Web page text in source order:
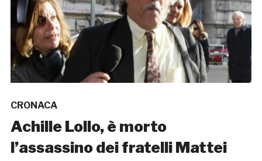
CRONACA
Achille Lollo, è morto
l’assassino dei fratelli Mattei